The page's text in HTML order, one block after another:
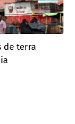
de terra